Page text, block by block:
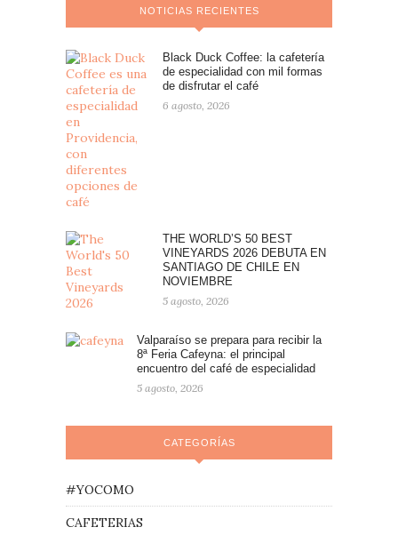
NOTICIAS RECIENTES
Black Duck Coffee: la cafetería
de especialidad con mil formas
de disfrutar el café
6 agosto, 2026
THE WORLD’S 50 BEST
VINEYARDS 2026 DEBUTA EN
SANTIAGO DE CHILE EN
NOVIEMBRE
5 agosto, 2026
Valparaíso se prepara para recibir la
8ª Feria Cafeyna: el principal
encuentro del café de especialidad
5 agosto, 2026
CATEGORÍAS
#YOCOMO
CAFETERIAS